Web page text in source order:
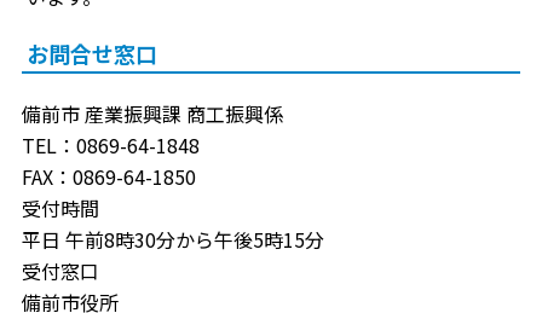
お問合せ窓口
備前市 産業振興課 商工振興係
TEL：0869-64-1848
FAX：0869-64-1850
受付時間
平日 午前8時30分から午後5時15分
受付窓口
備前市役所